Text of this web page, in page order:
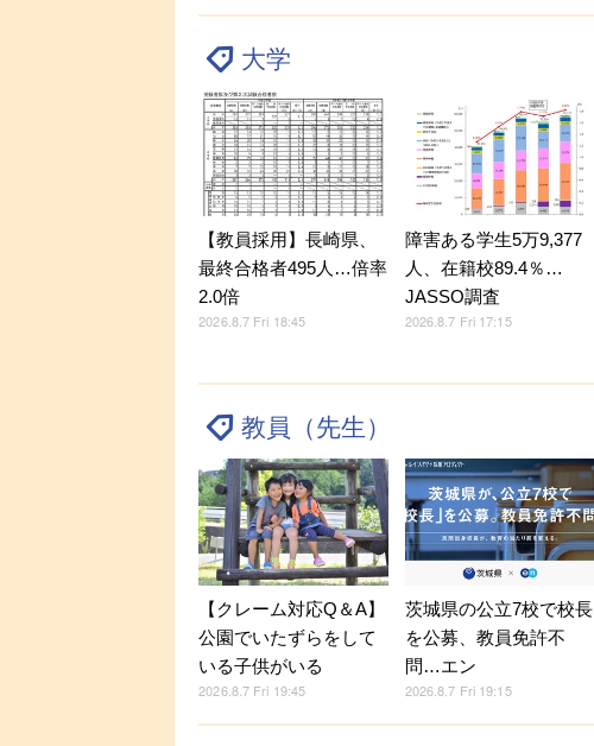
大学
【教員採用】長崎県、
最終合格者495人…倍率
2.0倍
2026.8.7 Fri 18:45
障害ある学生5万9,377
人、在籍校89.4％…
JASSO調査
2026.8.7 Fri 17:15
教員（先生）
【クレーム対応Q＆A】
公園でいたずらをして
いる子供がいる
2026.8.7 Fri 19:45
茨城県の公立7校で校長
を公募、教員免許不
問…エン
2026.8.7 Fri 19:15